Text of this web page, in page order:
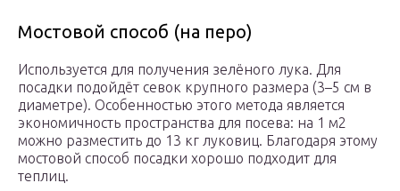
Мостовой способ (на перо)
Используется для получения зелёного лука. Для
посадки подойдёт севок крупного размера (3–5 см в
диаметре). Особенностью этого метода является
экономичность пространства для посева: на 1 м2
можно разместить до 13 кг луковиц. Благодаря этому
мостовой способ посадки хорошо подходит для
теплиц.